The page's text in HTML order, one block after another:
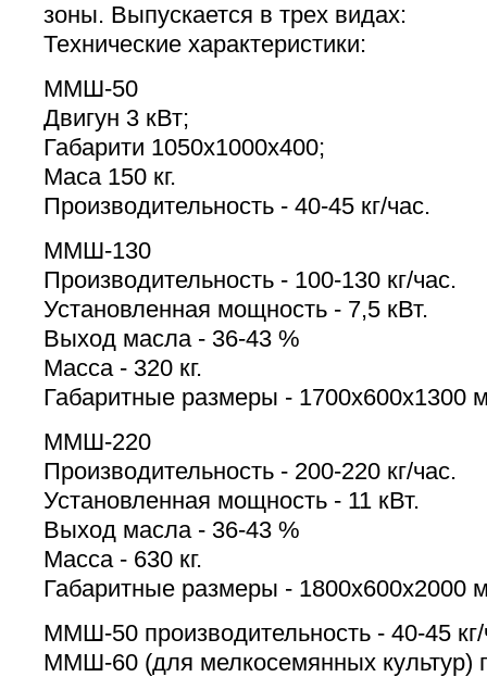
зоны. Выпускается в трех видах:
Технические характеристики:
ММШ-50
Двигун 3 кВт;
Габарити 1050х1000х400;
Маса 150 кг.
Производительность - 40-45 кг/час.
ММШ-130
Производительность - 100-130 кг/час.
Установленная мощность - 7,5 кВт.
Выход масла - 36-43 %
Масса - 320 кг.
Габаритные размеры - 1700x600x1300
ММШ-220
Производительность - 200-220 кг/час.
Установленная мощность - 11 кВт.
Выход масла - 36-43 %
Масса - 630 кг.
Габаритные размеры - 1800x600x2000
ММШ-50 производительность - 40-45 кг/
ММШ-60 (для мелкосемянных культур)